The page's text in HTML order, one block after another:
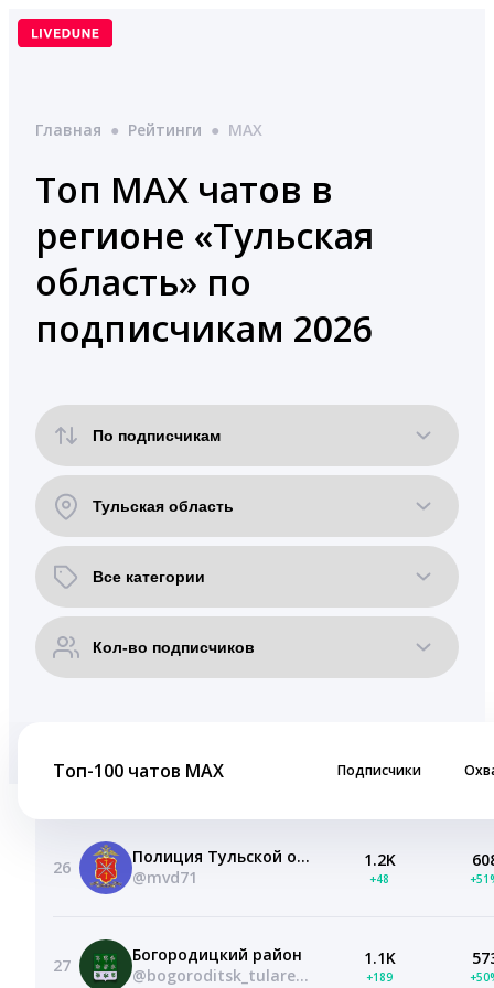
Перейти
Главная ● Рейтинги ● MAX
Топ MAX чатов в
регионе «Тульская
область» по
подписчикам 2026
Топ-100 чатов MAX Подписчики
26
Полиция Тульской области
@mvd71
1.2K
+48
27
Богородицкий район
@bogoroditsk_tularegion
1.1K
+189